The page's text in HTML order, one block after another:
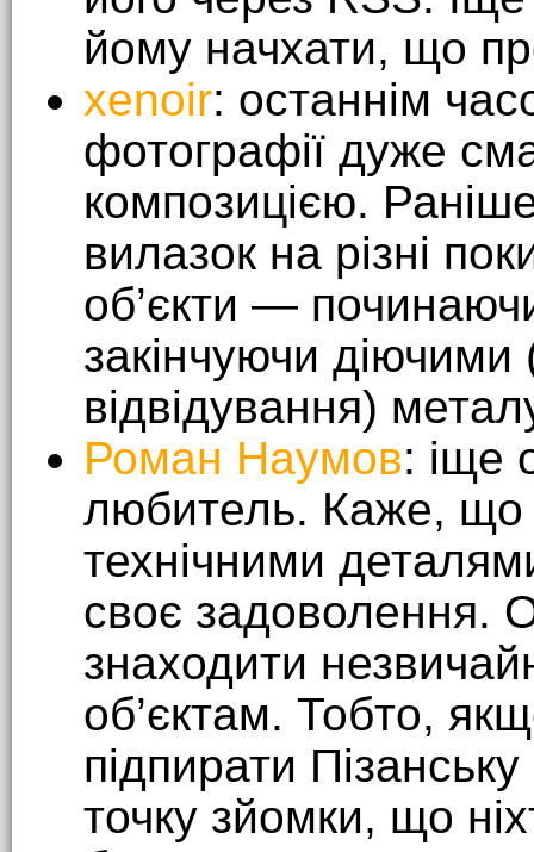
йому начхати, що
xenoir: останнім
фотографії дуже
композицією.
вилазок на різні
об’єкти —
закінчуючи діючими
відвідування)
Роман Наумов: іще
любитель. Каже, що
технічними
своє задоволення.
знаходити
об’єктам. Тобто,
підпирати
точку зйомки, що